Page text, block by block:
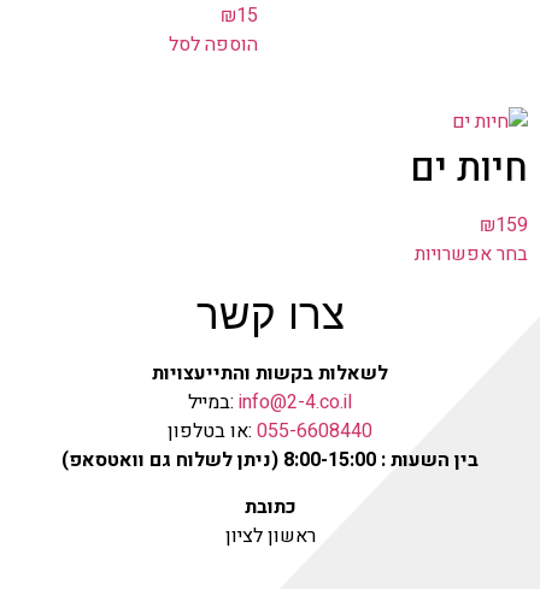
₪15
הוספה לסל
חיות ים
₪159
בחר אפשרויות
צרו קשר
לשאלות בקשות והתייעצויות
info@2-4.co.il :במייל
055-6608440 :או בטלפון
בין השעות : 8:00-15:00 (ניתן לשלוח גם וואטסאפ)
כתובת
ראשון לציון